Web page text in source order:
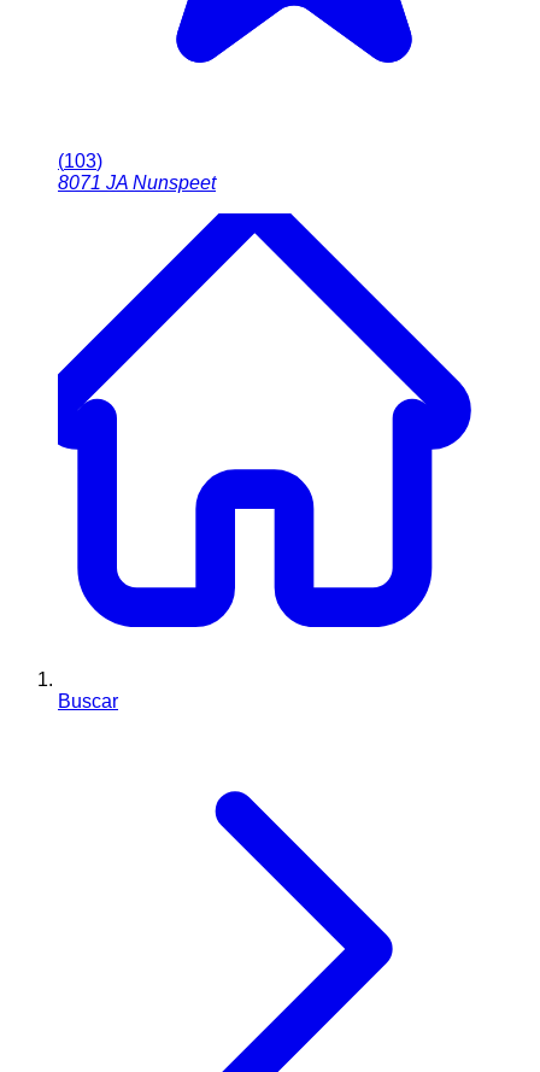
(103)
8071 JA Nunspeet
Buscar